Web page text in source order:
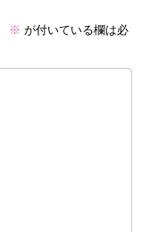
※ が付いている欄は必